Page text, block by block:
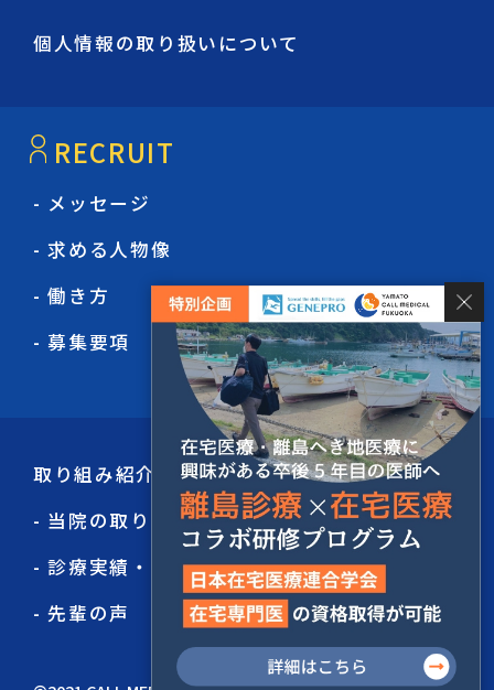
個人情報の取り扱いについて
RECRUIT
- メッセージ
- 求める人物像
- 働き方
- 募集要項
取り組み紹介
- 当院の取り組み
- 診療実績・看取り件数
- 先輩の声